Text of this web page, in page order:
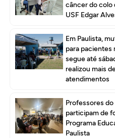
câncer do colo
USF Edgar
Em Paulista,
para pacientes
segue até
realizou mais
atendimentos
Professores do
participam de
Programa
Paulista